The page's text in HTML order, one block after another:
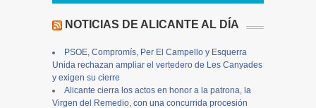
NOTICIAS DE ALICANTE AL DÍA
PSOE, Compromís, Per El Campello y Esquerra
Unida rechazan ampliar el vertedero de Les Canyades
y exigen su cierre
Alicante cierra los actos en honor a la patrona, la
Virgen del Remedio, con una concurrida procesión